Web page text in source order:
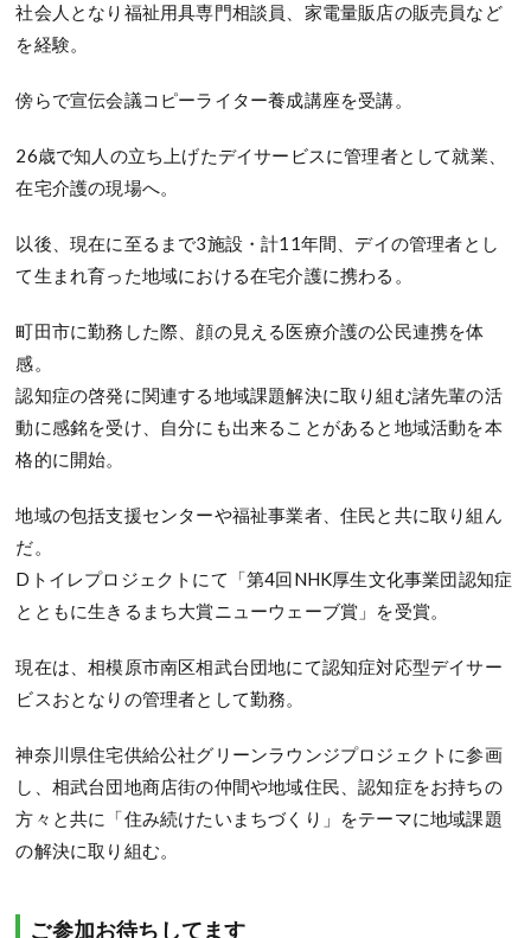
社会人となり福祉用具専門相談員、家電量販店の販売員など
を経験。
傍らで宣伝会議コピーライター養成講座を受講。
26歳で知人の立ち上げたデイサービスに管理者として就業、
在宅介護の現場へ。
以後、現在に至るまで3施設・計11年間、デイの管理者とし
て生まれ育った地域における在宅介護に携わる。
町田市に勤務した際、顔の見える医療介護の公民連携を体
感。
認知症の啓発に関連する地域課題解決に取り組む諸先輩の活
動に感銘を受け、自分にも出来ることがあると地域活動を本
格的に開始。
地域の包括支援センターや福祉事業者、住民と共に取り組ん
だ。
Dトイレプロジェクトにて「第4回NHK厚生文化事業団認知症
とともに生きるまち大賞ニューウェーブ賞」を受賞。
現在は、相模原市南区相武台団地にて認知症対応型デイサー
ビスおとなりの管理者として勤務。
神奈川県住宅供給公社グリーンラウンジプロジェクトに参画
し、相武台団地商店街の仲間や地域住民、認知症をお持ちの
方々と共に「住み続けたいまちづくり」をテーマに地域課題
の解決に取り組む。
ご参加お待ちしてます